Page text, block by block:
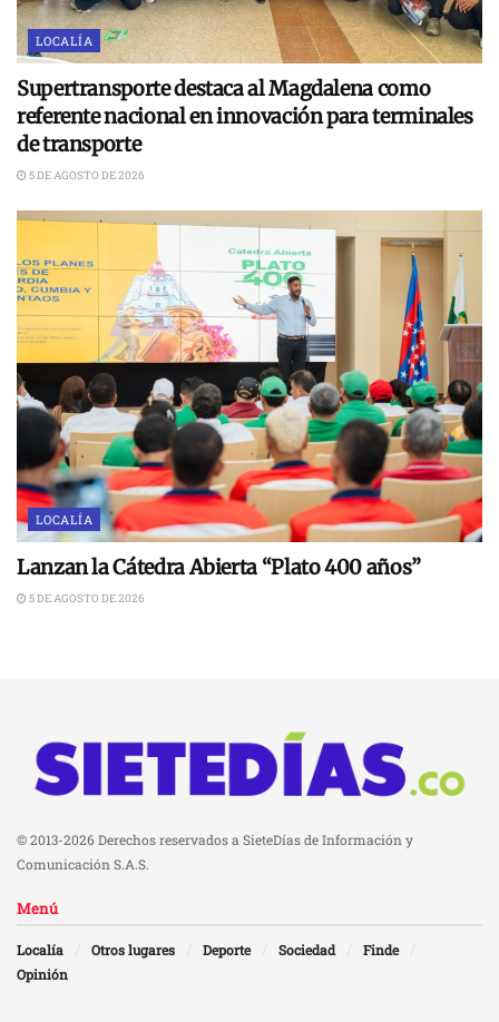
LOCALÍA
Supertransporte destaca al Magdalena como
referente nacional en innovación para terminales
de transporte
5 DE AGOSTO DE 2026
LOCALÍA
Lanzan la Cátedra Abierta “Plato 400 años”
5 DE AGOSTO DE 2026
© 2013-2026 Derechos reservados a SieteDías de Información y
Comunicación S.A.S.
Menú
Localía Otros lugares Deporte Sociedad
Finde
Opinión